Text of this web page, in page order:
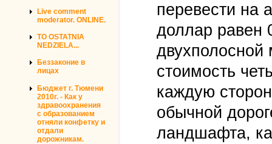
Live comment
moderator. ONLINE.
TO OSTATNIA
NEDZIELA...
Беззаконие в
лицах
Бюджет г. Тюмени
2010г. - Как у
здравоохранения
с образованием
отняли конфетку и
отдали
дорожникам.
перевести на
доллар равен
стоимость
каждую
обычной
ландшафта,